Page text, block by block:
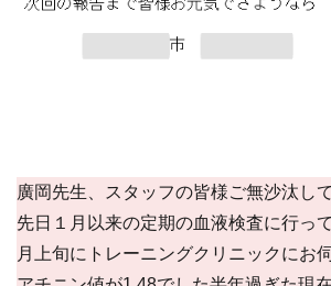
廣岡先生、スタッフの皆様ご無沙汰し
先日１月以来の定期の血液検査に行っ
月上旬にトレーニングクリニックにお